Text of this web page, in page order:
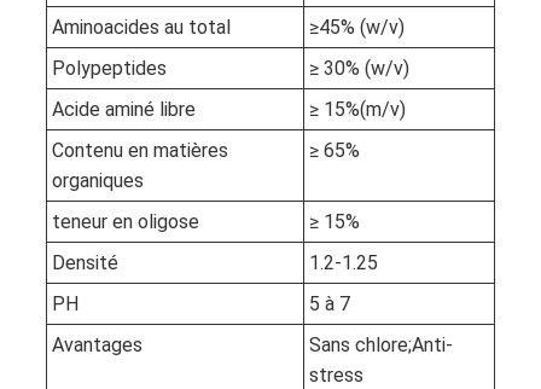
Aminoacides au total
≥45% (w/v)
Polypeptides
≥ 30% (w/v)
Acide aminé libre
≥ 15%(m/v)
Contenu en matières
organiques
≥ 65%
teneur en oligose
≥ 15%
Densité
1.2-1.25
PH
5 à 7
Avantages
Sans chlore;Anti-
stress